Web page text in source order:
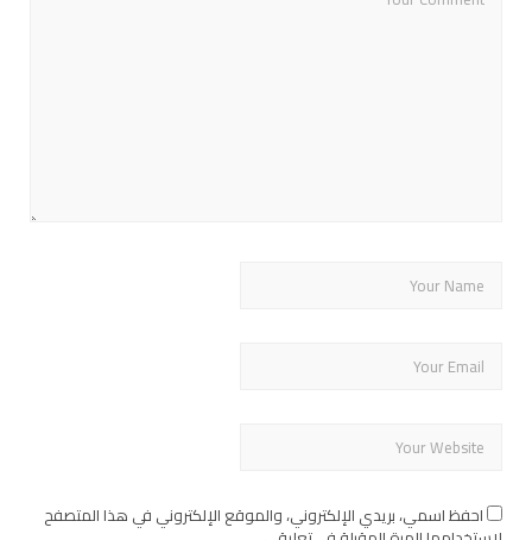
احفظ اسمي، بريدي الإلكتروني، والموقع الإلكتروني في هذا المتصفح